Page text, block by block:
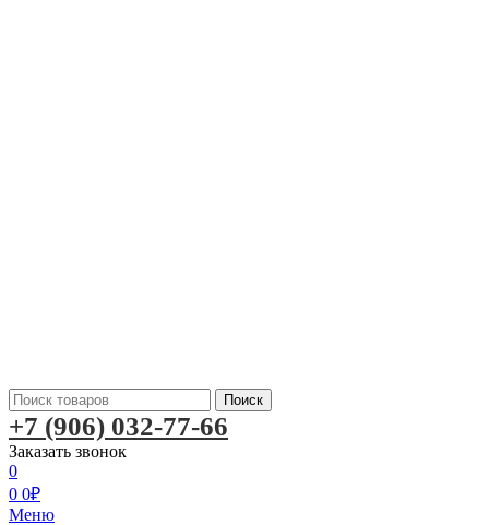
Поиск
+7 (906) 032-77-66
Заказать звонок
0
0 0₽
Меню